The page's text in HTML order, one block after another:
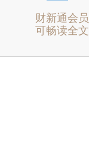
财新通会员
可畅读全文